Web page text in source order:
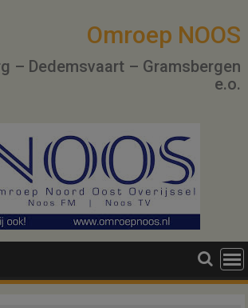
Omroep NOOS
– Dedemsvaart – Gramsbergen
e.o.